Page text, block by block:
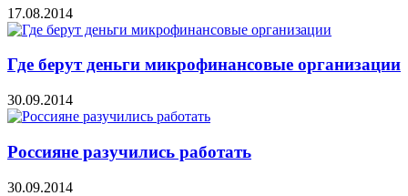
17.08.2014
Где берут деньги микрофинансовые организации
30.09.2014
Россияне разучились работать
30.09.2014